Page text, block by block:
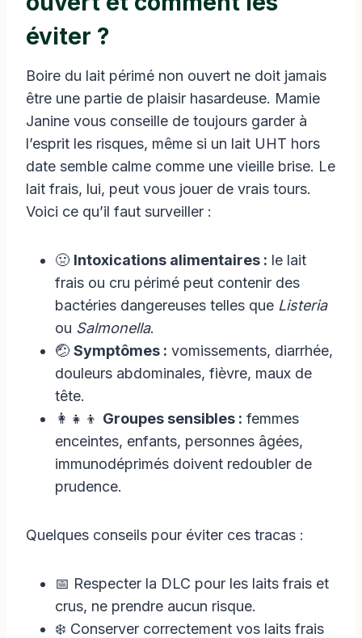
éviter ?
Boire du lait périmé non ouvert ne doit jamais
être une partie de plaisir hasardeuse. Mamie
Janine vous conseille de toujours garder à
l’esprit les risques, même si un lait UHT hors
date semble calme comme une vieille brise. Le
lait frais, lui, peut vous jouer de vrais tours.
Voici ce qu’il faut surveiller :
🤢 Intoxications alimentaires : le lait
frais ou cru périmé peut contenir des
bactéries dangereuses telles que Listeria
ou Salmonella.
🤕 Symptômes : vomissements, diarrhée,
douleurs abdominales, fièvre, maux de
tête.
👩‍👧‍👦 Groupes sensibles : femmes
enceintes, enfants, personnes âgées,
immunodéprimés doivent redoubler de
prudence.
Quelques conseils pour éviter ces tracas :
📅 Respecter la DLC pour les laits frais et
crus, ne prendre aucun risque.
❄️ Conserver correctement vos laits frais